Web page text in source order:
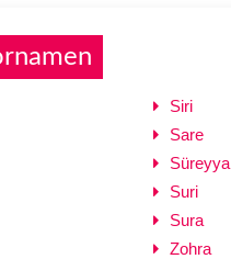
Siri
Sare
Süreyya
Suri
Sura
Zohra